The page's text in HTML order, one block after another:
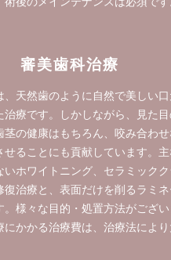
審美歯科治療
、天然歯のように自然で美しい
治療です。しかしながら、見た目
茎の健康はもちろん、咬み合わ
ることにも貢献しています。主
いホワイトニング、セラミックク
復治療と、表面だけを削るラミネ
。様々な目的・処置方法がござ
にかかる治療費は、治療法によ